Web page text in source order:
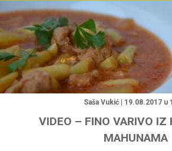
"
Saša Vukić | 19.08.2017 u
VIDEO – FINO VARIVO IZ
MAHUNAMA